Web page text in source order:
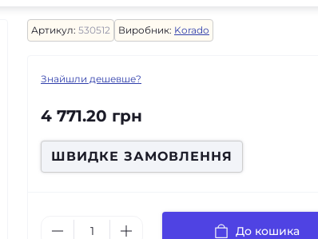
Артикул: 530512 Виробник: Korado
Знайшли дешевше?
4 771.20 грн
ШВИДКЕ ЗАМОВЛЕННЯ
До кошика